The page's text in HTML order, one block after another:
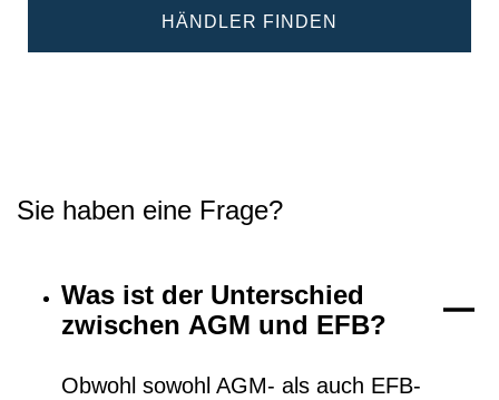
HÄNDLER FINDEN
Sie haben eine Frage?
Was ist der Unterschied
zwischen AGM und EFB?
Obwohl sowohl AGM- als auch EFB-